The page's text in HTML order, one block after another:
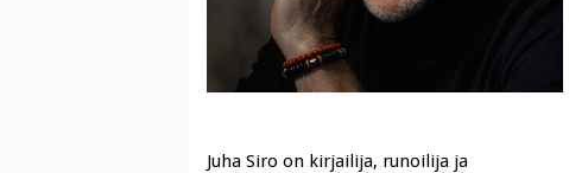
Juha Siro on kirjailija, runoilija ja